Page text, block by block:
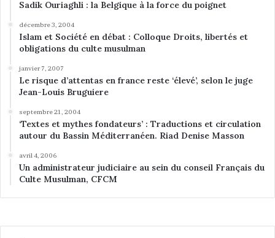
Sadik Ouriaghli : la Belgique à la force du poignet
décembre 3, 2004
Islam et Société en débat : Colloque Droits, libertés et
obligations du culte musulman
janvier 7, 2007
Le risque d’attentas en france reste ‘élevé’, selon le juge
Jean-Louis Bruguiere
septembre 21, 2004
‘Textes et mythes fondateurs’ : Traductions et circulation
autour du Bassin Méditerranéen. Riad Denise Masson
avril 4, 2006
Un administrateur judiciaire au sein du conseil Français du
Culte Musulman, CFCM